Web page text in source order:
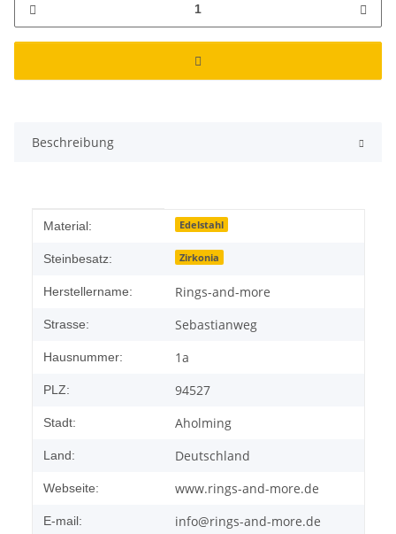
Beschreibung
Produkteigenschaft
Wert
Material: Edelstahl
Steinbesatz: Zirkonia
Herstellername: Rings-and-more
Strasse: Sebastianweg
Hausnummer: 1a
PLZ: 94527
Stadt: Aholming
Land: Deutschland
Webseite: www.rings-and-more.de
E-mail: info@rings-and-more.de